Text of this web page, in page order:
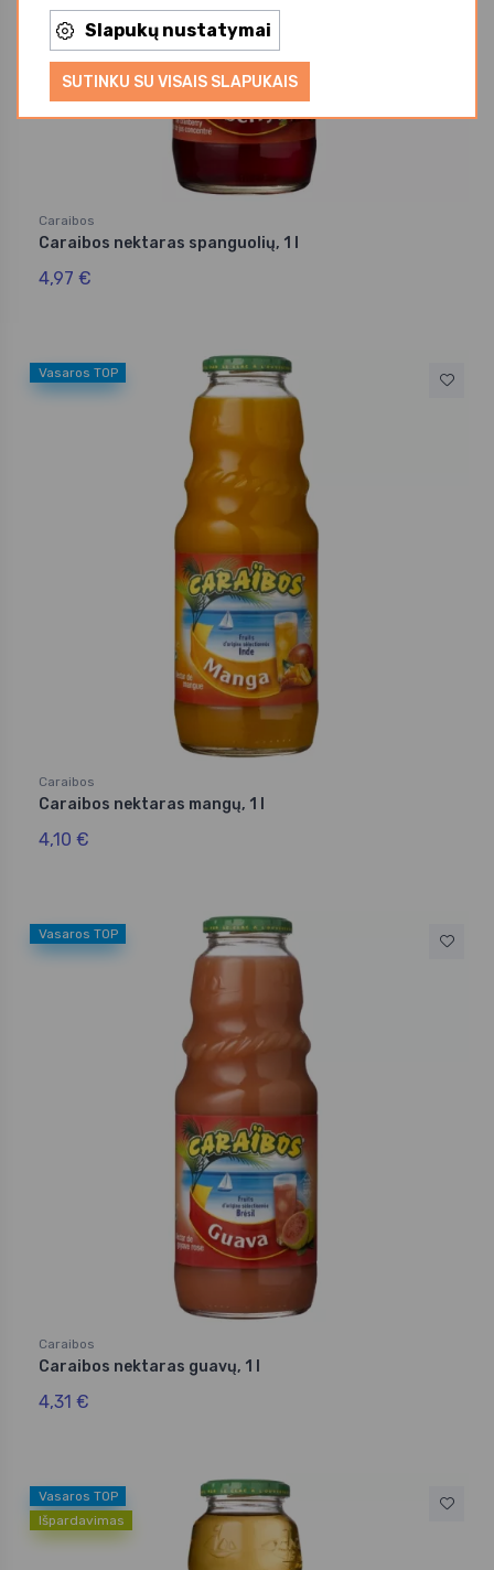
Slapukų nustatymai
SUTINKU SU VISAIS SLAPUKAIS
Caraibos
Caraibos nektaras spanguolių, 1 l
4,97 €
Vasaros TOP
Caraibos
Caraibos nektaras mangų, 1 l
4,10 €
Vasaros TOP
Caraibos
Caraibos nektaras guavų, 1 l
4,31 €
Vasaros TOP
Išpardavimas